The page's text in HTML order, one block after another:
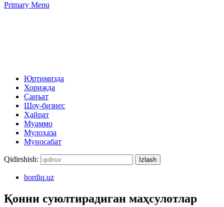
Primary Menu
Юртимизда
Хорижда
Санъат
Шоу-бизнес
Ҳайрат
Муаммо
Мулоҳаза
Муносабат
Qidirshish:
hordiq.uz
Қонни суюлтирадиган маҳсулотлар